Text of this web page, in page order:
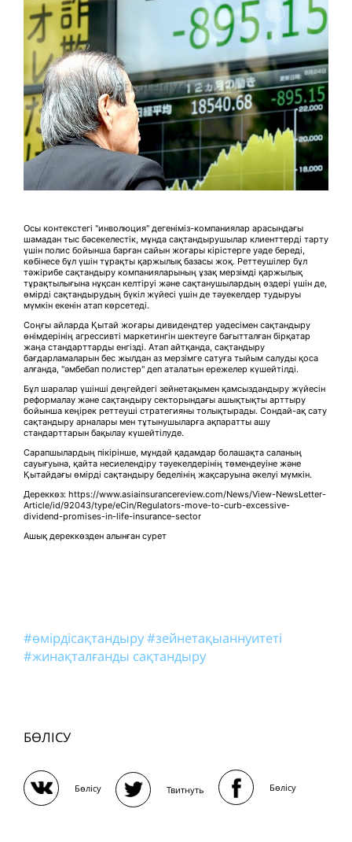
Осы контекстегі "инволюция" дегеніміз-компаниялар арасындағы
шамадан тыс бәсекелестік, мұнда сақтандырушылар клиенттерді тарту
үшін полис бойынша барған сайын жоғары кірістерге уәде береді,
көбінесе бұл үшін тұрақты қаржылық базасы жоқ. Реттеушілер бұл
тәжірибе сақтандыру компанияларының ұзақ мерзімді қаржылық
тұрақтылығына нұқсан келтіруі және сақтанушылардың өздері үшін де,
өмірді сақтандырудың бүкіл жүйесі үшін де тәуекелдер тудыруы
мүмкін екенін атап көрсетеді.
Соңғы айларда Қытай жоғары дивидендтер уәдесімен сақтандыру
өнімдерінің агрессивті маркетингін шектеуге бағытталған бірқатар
жаңа стандарттарды енгізді. Атап айтқанда, сақтандыру
бағдарламаларын бес жылдан аз мерзімге сатуға тыйым салуды қоса
алғанда, "әмбебап полистер" деп аталатын ережелер күшейтілді.
Бұл шаралар үшінші деңгейдегі зейнетақымен қамсыздандыру жүйесін
реформалау және сақтандыру секторындағы ашықтықты арттыру
бойынша кеңірек реттеуші стратегияны толықтырады. Сондай-ақ сату
сақтандыру арналары мен тұтынушыларға ақпаратты ашу
стандарттарын бақылау күшейтілуде.
Сарапшылардың пікірінше, мұндай қадамдар болашақта саланың
сауығуына, қайта несиелендіру тәуекелдерінің төмендеуіне және
Қытайдағы өмірді сақтандыру беделінің жақсаруына әкелуі мүмкін.
Дереккөз: https://www.asiainsurancereview.com/News/View-NewsLetter-
Article/id/92043/type/eCin/Regulators-move-to-curb-excessive-
dividend-promises-in-life-insurance-sector
Ашық дереккөзден алынған сурет
#өмірдісақтандыру#зейнетақыаннуитеті
#жинақталғанды сақтандыру
БӨЛІСУ
Бөлісу Твитнуть Бөлісу